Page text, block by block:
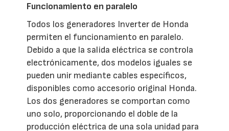
Funcionamiento en paralelo
Todos los generadores Inverter de Honda
permiten el funcionamiento en paralelo.
Debido a que la salida eléctrica se controla
electrónicamente, dos modelos iguales se
pueden unir mediante cables específicos,
disponibles como accesorio original Honda.
Los dos generadores se comportan como
uno solo, proporcionando el doble de la
producción eléctrica de una sola unidad para